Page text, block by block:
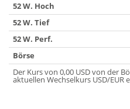
52 W. Hoch
52 W. Tief
52 W. Perf.
Börse
Der Kurs von 0,00 USD von der
aktuellen Wechselkurs USD/EUR